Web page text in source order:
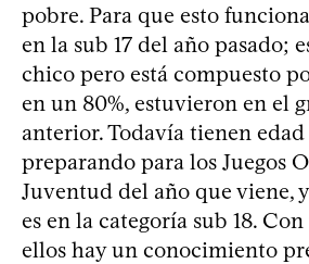
pobre. Para que esto
en la sub 17 del año pasado;
chico pero está compuesto
en un 80%, estuvieron en el
anterior. Todavía tienen
preparando para los Juegos
Juventud del año que viene,
es en la categoría sub 18.
ellos hay un conocimiento